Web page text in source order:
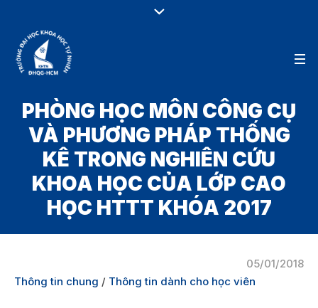
PHÒNG HỌC MÔN CÔNG CỤ
VÀ PHƯƠNG PHÁP THỐNG
KÊ TRONG NGHIÊN CỨU
KHOA HỌC CỦA LỚP CAO
HỌC HTTT KHÓA 2017
05/01/2018
Thông tin chung / Thông tin dành cho học viên